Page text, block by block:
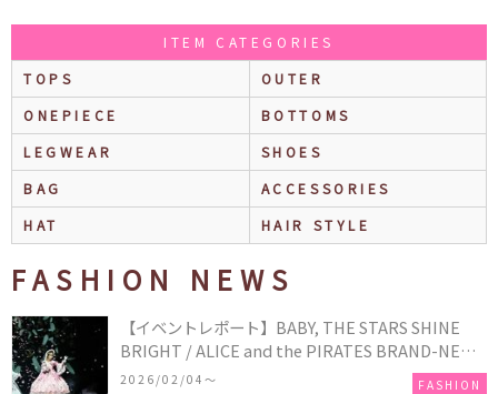
ITEM CATEGORIES
TOPS
OUTER
ONEPIECE
BOTTOMS
LEGWEAR
SHOES
BAG
ACCESSORIES
HAT
HAIR STYLE
FASHION NEWS
【イベントレポート】BABY, THE STARS SHINE
BRIGHT / ALICE and the PIRATES BRAND-NEW
COLLECTION in TOKYO
2026/02/04〜 FASHION